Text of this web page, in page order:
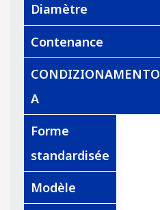
Diamètre
Contenance
CONDIZIONAMENTO
A
Forme
standardisée
Modèle